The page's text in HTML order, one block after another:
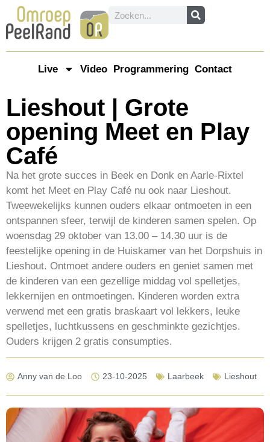
Live Video Programmering Contact
Lieshout | Grote
opening Meet en Play
Café
Na het grote succes in Beek en Donk en Aarle-Rixtel
komt het Meet en Play Café nu ook naar Lieshout.
Tweewekelijks kunnen ouders elkaar ontmoeten in een
ontspannen sfeer, terwijl de kinderen samen spelen. Op
woensdag 29 oktober van 13.00 – 14.30 uur is de
feestelijke opening in de Huiskamer van het Dorpshuis in
Lieshout. Ontmoet andere ouders en geniet samen met
de kinderen van een gezellige middag vol spelletjes,
lekkernijen en ontmoetingen. Kinderen worden extra
verwend met een gratis braskaart vol lekkers, leuke
spelletjes, luchtkussens en geschminkte gezichtjes.
Ouders krijgen 2 gratis consumpties.
Anny van de Loo 23-10-2025 Laarbeek Lieshout